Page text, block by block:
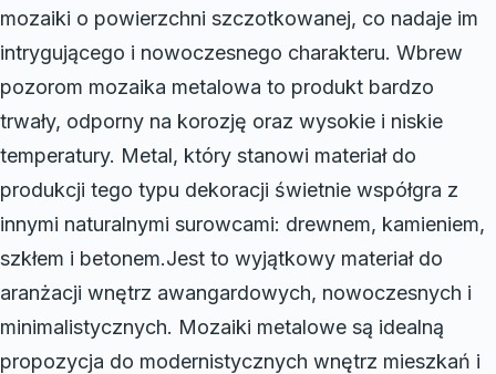
mozaiki o powierzchni szczotkowanej, co nadaje im
intrygującego i nowoczesnego charakteru. Wbrew
pozorom mozaika metalowa to produkt bardzo
trwały, odporny na korozję oraz wysokie i niskie
temperatury. Metal, który stanowi materiał do
produkcji tego typu dekoracji świetnie współgra z
innymi naturalnymi surowcami: drewnem, kamieniem,
szkłem i betonem.Jest to wyjątkowy materiał do
aranżacji wnętrz awangardowych, nowoczesnych i
minimalistycznych. Mozaiki metalowe są idealną
propozycja do modernistycznych wnętrz mieszkań i